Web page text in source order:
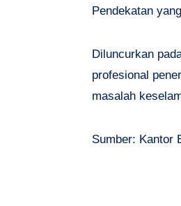
Pendekatan
Diluncurkan
profesional
masalah
Sumber: Kantor